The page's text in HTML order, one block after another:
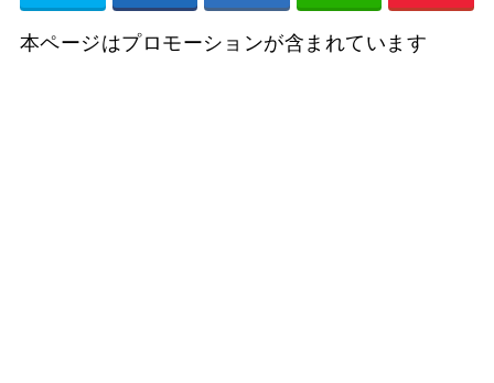
本ページはプロモーションが含まれています